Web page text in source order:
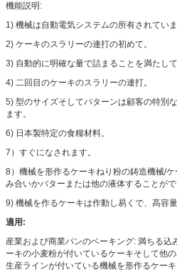
機能説明:
1) 機械は自動電気システムの所有されていま
2) ケーキのスラリーの連打の初めて。
3) 自動的に明確な量で詰まることを満たして
4) 二回目のケーキのスラリーの連打。
5) 型のサイズそしてパターンは顧客の特別
ます。
6) 日本製特定の食糧材料。
7）すぐになされます。
8）機械を形作るケーキねり粉の鋳造機械/
み合いかバターまたは他の液体することがで
9) 機械を作るケーキは作動し易くで、高容量
適用:
産業および商業パンのベーキング: 満ちる込
ーキの小麦粉が付いているケーキそして他
生産ラインが付いている機械を形作るケーキ